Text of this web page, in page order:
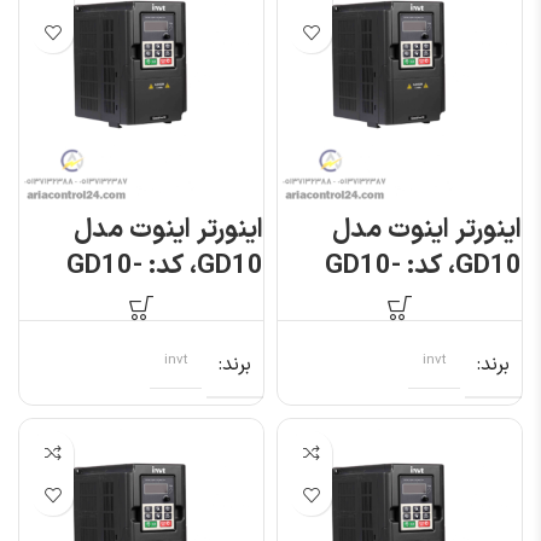
اینورتر اینوت مدل
GD10، کد: GD10-
0R7G-4-B
برند invt
اینورتر اینوت مدل
GD10، کد: GD10-
0R7G-S2-B
برند invt